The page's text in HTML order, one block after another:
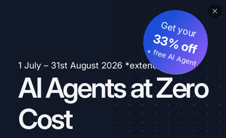
1 July – 31st August 2026 *extended
AI Agents at Zero
Cost
Get your
33% off
+ free AI Agent